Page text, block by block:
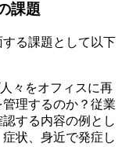
課題
る課題として以下
人々をオフィスに再
理するのか？従業
する内容の例とし
状、身近で発症し